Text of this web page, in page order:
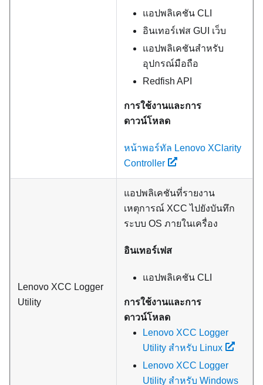
แอปพลิเคชัน CLI
อินเทอร์เฟส GUI เว็บ
แอปพลิเคชันสำหรับ
อุปกรณ์มือถือ
Redfish API
การใช้งานและการ
ดาวน์โหลด
หน้าพอร์ทัล Lenovo XClarity
Controller
Lenovo XCC Logger
Utility
แอปพลิเคชันที่รายงาน
เหตุการณ์ XCC ไปยังบันทึก
ระบบ OS ภายในเครื่อง
อินเทอร์เฟส
แอปพลิเคชัน CLI
การใช้งานและการ
ดาวน์โหลด
Lenovo XCC Logger
Utility สำหรับ Linux
Lenovo XCC Logger
Utility สำหรับ Windows